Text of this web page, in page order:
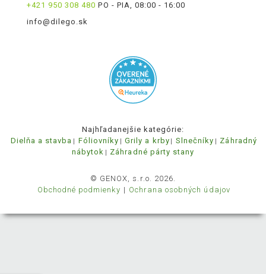
+421 950 308 480 PO - PIA, 08:00 - 16:00
info@dilego.sk
Najhľadanejšie kategórie:
Dielňa a stavba
Fóliovníky Grily a krby Slnečníky
Záhradný
nábytok
Záhradné párty stany
© GENOX, s.r.o. 2026.
Obchodné podmienky
Ochrana osobných údajov